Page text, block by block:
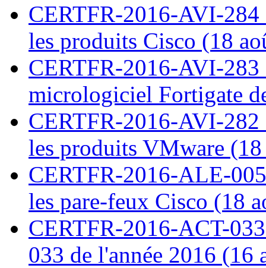
CERTFR-2016-AVI-
les produits Cisco (18
CERTFR-2016-AVI-
micrologiciel Fortigate
CERTFR-2016-AVI-
les produits VMware
CERTFR-2016-ALE-
les pare-feux Cisco (18
CERTFR-2016-ACT-
033 de l'année 2016 (16